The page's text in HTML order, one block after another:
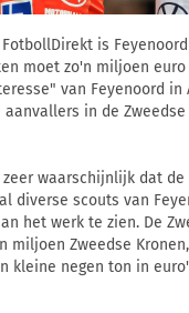
is
moet zo'n miljoen
van Feyenoord
aanvallers in de
waarschijnlijk dat
diverse scouts van
het werk te zien. De
miljoen Zweedse
kleine negen ton in